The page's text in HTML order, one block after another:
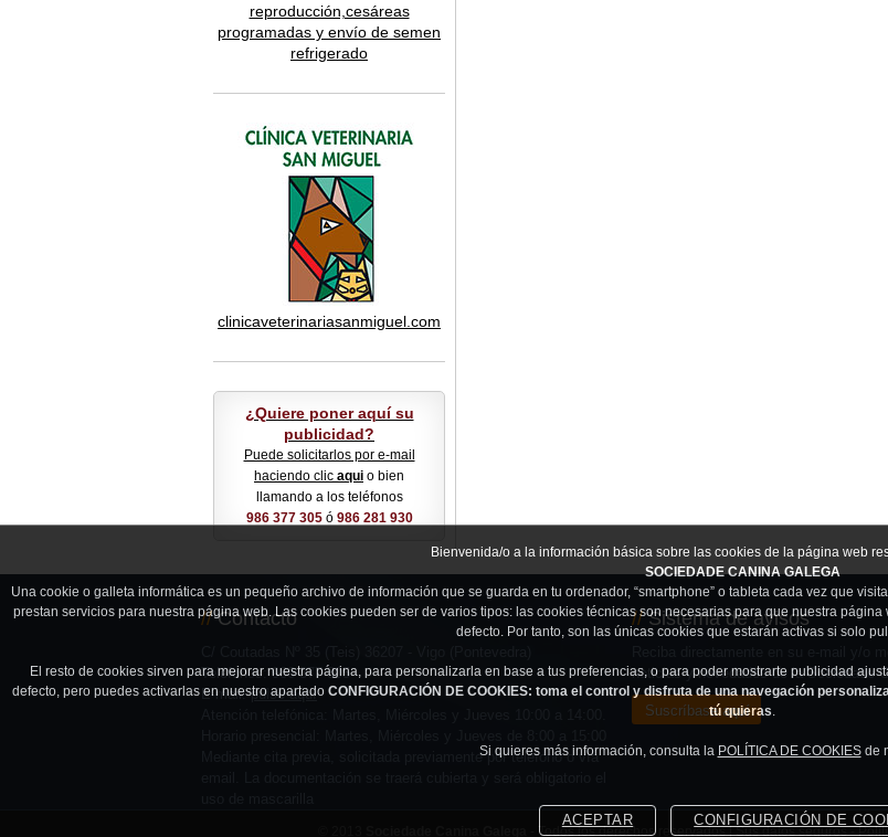
reproducción,cesáreas
programadas y envío de semen
refrigerado
clinicaveterinariasanmiguel.com
¿Quiere poner aquí su
publicidad?
Puede solicitarlos por e-mail
haciendo clic aqui o bien
llamando a los teléfonos
986 377 305ó 986 281 930
// Contacto
Teléfonos: 986 377 305
E-mail:pulse aquí
Mediante cita previa, solicitada previamente por teléfono o vía
// Sistema de avisos
noticias y novedades de la Sociedade
Suscríbase aquí
- Todos los derechos reservados |Sus datos seguros-
Bienvenida/o a la información básica sobre las cookies de la página web
SOCIEDADE CANINA GALEGA
Una cookie o galleta informática es un pequeño archivo de información que se guarda en tu ordenador, “smartphone” o tableta cada vez que
prestan servicios para nuestra página web. Las cookies pueden ser de varios tipos: las cookies técnicas son necesarias para que nuestra
defecto. Por tanto, son las únicas cookies que estarán activas si solo
El resto de cookies sirven para mejorar nuestra página, para personalizarla en base a tus preferencias, o para poder mostrarte publicidad
defecto, pero puedes activarlas en nuestro apartado CONFIGURACIÓN DE COOKIES: toma el control y disfruta de una navegación
tú quieras.
Si quieres más información, consulta la POLÍTICA DE COOKIESde
ACEPTAR CONFIGURACIÓN DE